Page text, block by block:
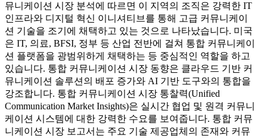
뮤니케이션 시장 분석에 따르면 이 지역의 조직은 강력한 IT
인프라와 디지털 혁신 이니셔티브를 통해 고급 커뮤니케이
션 기술을 조기에 채택하고 있는 것으로 나타났습니다. 미국
은 IT, 의료, BFSI, 정부 등 산업 전반에 걸쳐 통합 커뮤니케이
션 플랫폼을 광범위하게 채택하는 등 중심적인 역할을 하고
있습니다. 통합 커뮤니케이션 시장 동향은 클라우드 기반 커
뮤니케이션 솔루션의 배포 증가와 AI 기반 도구와의 통합을
강조합니다. 통합 커뮤니케이션 시장 통찰력(Unified
Communication Market Insights)은 실시간 협업 및 원격 커뮤니
케이션 시스템에 대한 강력한 수요를 보여줍니다. 통합 커뮤
니케이션 시장 보고서는 주요 기술 제공업체의 존재와 커뮤